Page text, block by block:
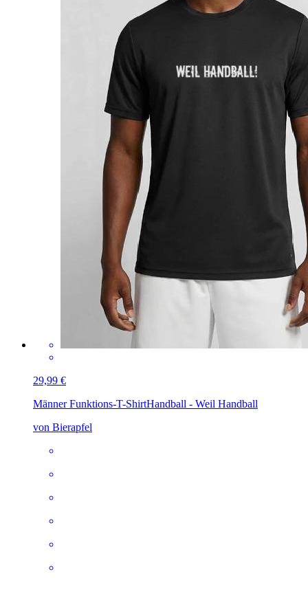
29,99 €
Männer Funktions-T-ShirtHandball - Weil Handball
von Bierapfel